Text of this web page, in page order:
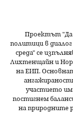
Проектът "Да
политици в
среда" се
Лихтенщайн и
на ЕИП.
участието
постигнем
на природните